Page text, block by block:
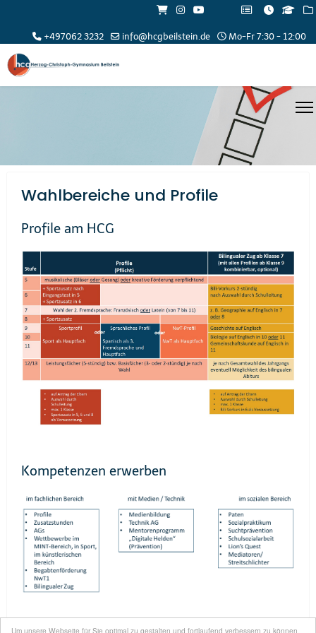
Um unsere Webseite für Sie optimal zu gestalten und fortlaufend verbessern zu können,
+497062 3232 info@hcgbeilstein.de Mo-Fr 7:30 - 12:00
Wahlbereiche und Profile
Profile am HCG
Kompetenzen erwerben